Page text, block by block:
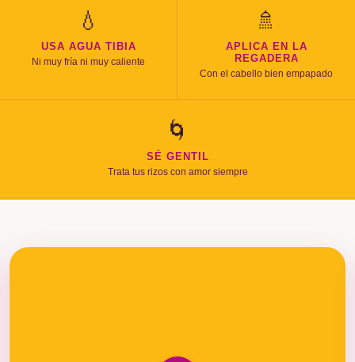
💧
USA AGUA TIBIA
Ni muy fría ni muy caliente
🚿
APLICA EN LA
REGADERA
Con el cabello bien empapado
🌀
SÉ GENTIL
Trata tus rizos con amor siempre